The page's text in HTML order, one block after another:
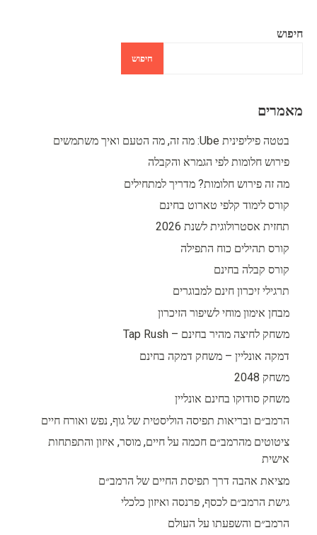
חיפוש
חיפוש
מאמרים
בטטה פיליפינית Ube: מה זה, מה הטעם ואיך משתמשים
פירוש חלומות לפי הגמרא והקבלה
מה זה פירוש חלומות? מדריך למתחילים
קורס לימוד קלפי טארוט בחינם
תחזית אסטרולוגית לשנת 2026
קורס תהילים כוח התפילה
קורס קבלה בחינם
תרגילי זיכרון חינם למבוגרים
מבחן אימון מוחי לשיפור הזיכרון
משחק לחיצה מהיר בחינם – Tap Rush
דמקה אונליין – משחק דמקה בחינם
משחק 2048
משחק סודוקו בחינם אונליין
הרמב״ם ובריאות תפיסה הוליסטית של גוף, נפש ואורח חיים
ציטוטים מהרמב״ם חכמה על חיים, מוסר, איזון והתפתחות
אישית
מציאת אהבה דרך תפיסת החיים של הרמב״ם
גישת הרמב״ם לכסף, פרנסה ואיזון כלכלי
הרמב״ם והשפעתו על העולם